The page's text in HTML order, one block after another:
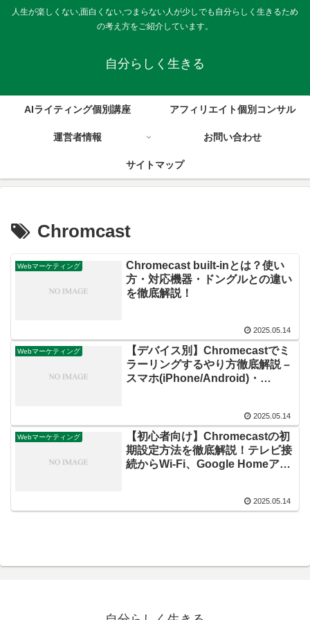
人生が楽しくない,面白くない,つまらない人が少しでも自分らしく生きるため
の考え方をご紹介しています。
自分らしく生きる
AIライティング個別講座 アフィリエイト個別コンサル
運営者情報 お問い合わせ
サイトマップ
Chromcast
Webマーケティング
Chromecast built-inとは？使い
方・対応機器・ドングルとの違い
を徹底解説！
2025.05.14
Webマーケティング
【デバイス別】Chromecastでミ
ラーリングするやり方徹底解説 –
スマホ(iPhone/Android)・
2025.05.14
Webマーケティング
【初心者向け】Chromecastの初
期設定方法を徹底解説！テレビ接
続からWi-Fi、Google Homeアプ
2025.05.14